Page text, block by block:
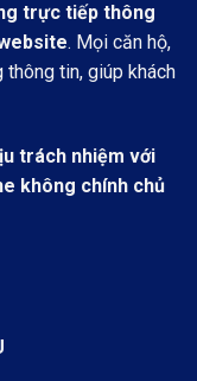
trực tiếp thông
. Mọi căn hộ,
tin, giúp khách
trách nhiệm với
không chính chủ